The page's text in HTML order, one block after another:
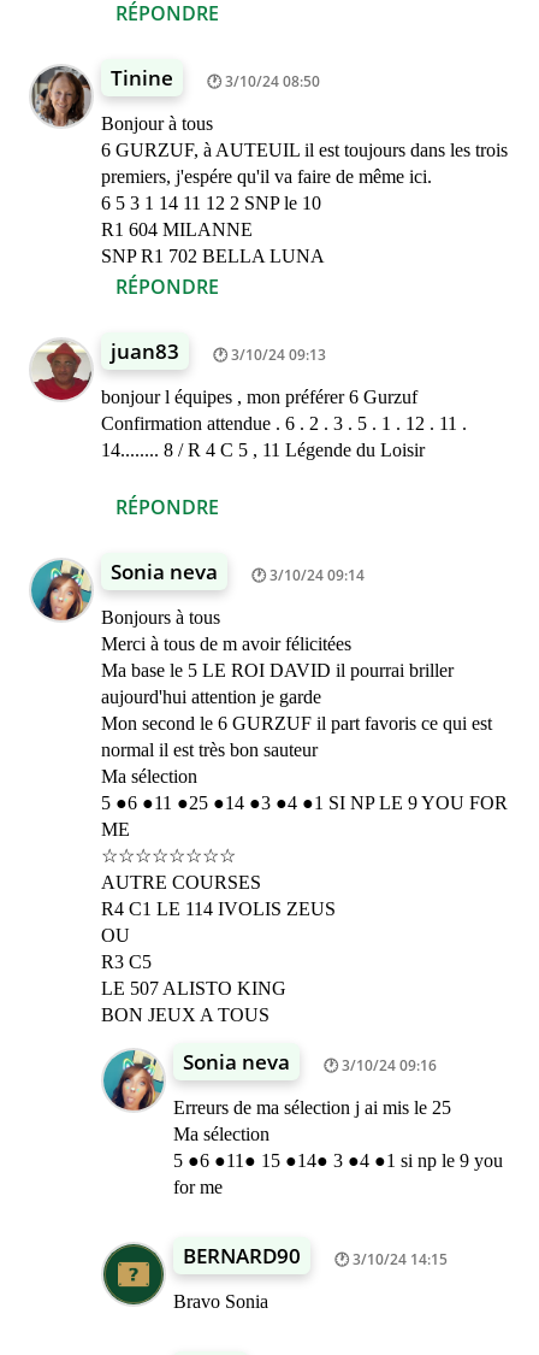
RÉPONDRE
Tinine 3/10/24 08:50
Bonjour à tous
6 GURZUF, à AUTEUIL il est toujours dans les trois
premiers, j'espére qu'il va faire de même ici.
6 5 3 1 14 11 12 2 SNP le 10
R1 604 MILANNE
SNP R1 702 BELLA LUNA
RÉPONDRE
juan83 3/10/24 09:13
bonjour l équipes , mon préférer 6 Gurzuf
Confirmation attendue . 6 . 2 . 3 . 5 . 1 . 12 . 11 .
14........ 8 / R 4 C 5 , 11 Légende du Loisir
RÉPONDRE
Sonia neva 3/10/24 09:14
Bonjours à tous
Merci à tous de m avoir félicitées
Ma base le 5 LE ROI DAVID il pourrai briller
aujourd'hui attention je garde
Mon second le 6 GURZUF il part favoris ce qui est
normal il est très bon sauteur
Ma sélection
5 ●6 ●11 ●25 ●14 ●3 ●4 ●1 SI NP LE 9 YOU FOR
ME
☆☆☆☆☆☆☆☆
AUTRE COURSES
R4 C1 LE 114 IVOLIS ZEUS
OU
R3 C5
LE 507 ALISTO KING
BON JEUX A TOUS
Sonia neva 3/10/24 09:16
Erreurs de ma sélection j ai mis le 25
Ma sélection
5 ●6 ●11● 15 ●14● 3 ●4 ●1 si np le 9 you
for me
BERNARD90 3/10/24 14:15
Bravo Sonia